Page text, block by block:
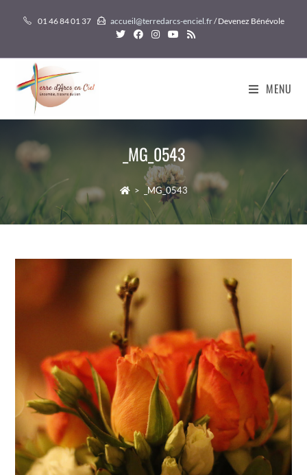
01 46 84 01 37 accueil@terredarcs-enciel.fr/ Devenez Bénévole
MENU
_MG_0543
> _MG_0543